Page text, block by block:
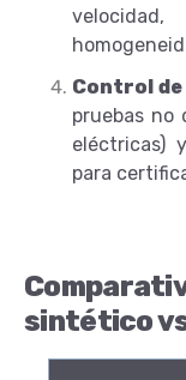
Control de
pruebas no
eléctricas)
para
sintético